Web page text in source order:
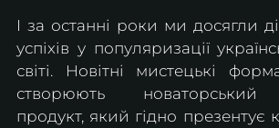
І за останні роки ми досягли
успіхів у популяризації
світі. Новітні мистецькі
створюють новаторський
продукт, який гідно презентує